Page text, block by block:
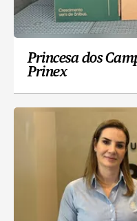
Princesa dos
Prinex